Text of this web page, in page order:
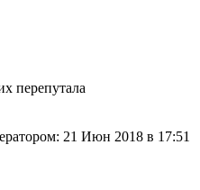
перепутала
21 Июн 2018 в 17:51